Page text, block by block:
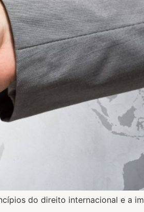
do direito internacional e a